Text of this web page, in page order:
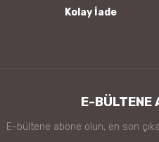
Kolay İade
E-BÜLTENE
E-bültene abone olun, en son